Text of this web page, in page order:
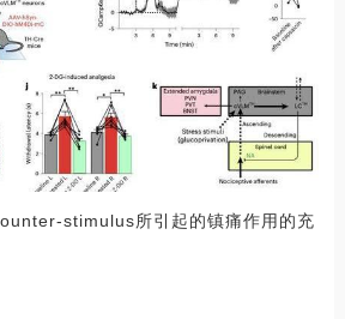
stimulus所引起的镇痛作用的充